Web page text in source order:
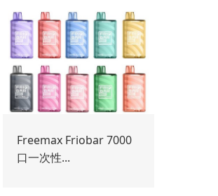
Freemax Friobar 7000
口一次性...